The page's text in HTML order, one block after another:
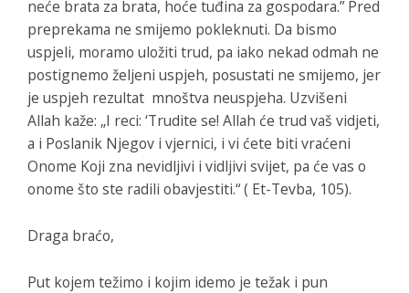
neće brata za brata, hoće tuđina za gospodara.” Pred
preprekama ne smijemo pokleknuti. Da bismo
uspjeli, moramo uložiti trud, pa iako nekad odmah ne
postignemo željeni uspjeh, posustati ne smijemo, jer
je uspjeh rezultat mnoštva neuspjeha. Uzvišeni
Allah kaže: „I reci: ‘Trudite se! Allah će trud vaš vidjeti,
a i Poslanik Njegov i vjernici, i vi ćete biti vraćeni
Onome Koji zna nevidljivi i vidljivi svijet, pa će vas o
onome što ste radili obavjestiti.“ ( Et-Tevba, 105).
Draga braćo,
Put kojem težimo i kojim idemo je težak i pun